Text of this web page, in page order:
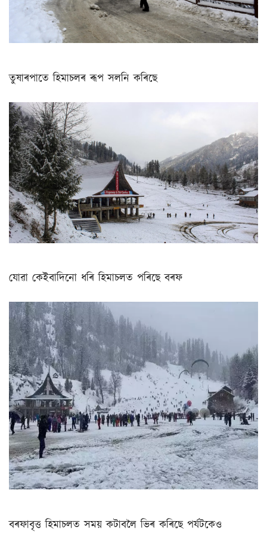
তুষাৰপাতে হিমাচলৰ ৰূপ সলনি কৰিছে
যোৱা কেইবাদিনো ধৰি হিমাচলত পৰিছে বৰফ
বৰফাবৃত্ত হিমাচলত সময় কটাবলৈ ভিৰ কৰিছে পৰ্যটকেও